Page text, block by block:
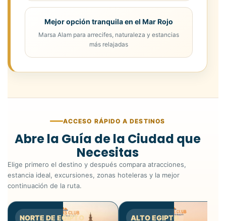
Mejor opción tranquila en el Mar Rojo
Marsa Alam para arrecifes, naturaleza y estancias
más relajadas
ACCESO RÁPIDO A DESTINOS
Abre la Guía de la Ciudad que
Necesitas
Elige primero el destino y después compara atracciones,
estancia ideal, excursiones, zonas hoteleras y la mejor
continuación de la ruta.
NORTE DE EGIPTO ALTO EGIPTO